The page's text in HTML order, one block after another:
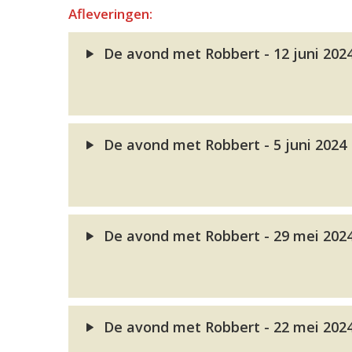
Afleveringen:
De avond met Robbert - 12 juni
De avond met Robbert - 5 juni 2024
De avond met Robbert - 29 mei
De avond met Robbert - 22 mei